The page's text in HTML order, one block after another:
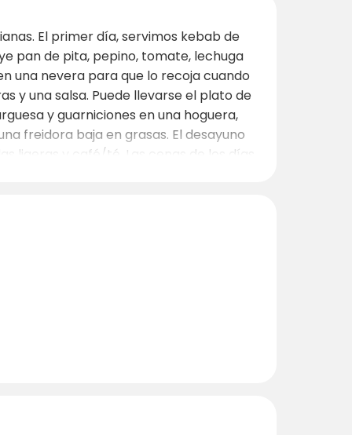
El primer día, servimos kebab de
pan de pita, pepino, tomate, lechuga
una nevera para que lo recoja cuando
y una salsa. Puede llevarse el plato de
y guarniciones en una hoguera,
freidora baja en grasas. El desayuno
ligeras y café/té. Las cenas de los días
y el desayuno están